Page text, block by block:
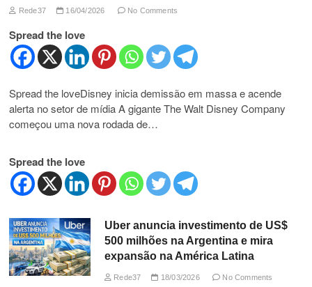
Rede37 16/04/2026 No Comments
Spread the love
Spread the loveDisney inicia demissão em massa e acende
alerta no setor de mídia A gigante The Walt Disney Company
começou uma nova rodada de…
Spread the love
Uber anuncia investimento de US$
500 milhões na Argentina e mira
expansão na América Latina
Rede37 18/03/2026 No Comments